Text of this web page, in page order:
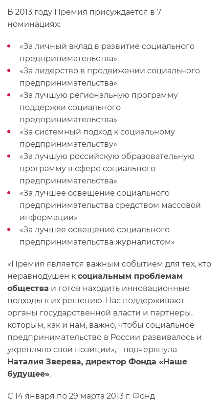
В 2013 году Премия присуждается в 7
номинациях:
«За личный вклад в развитие социального
предпринимательства»
«За лидерство в продвижении социального
предпринимательства»
«За лучшую региональную программу
поддержки социального
предпринимательства»
«За системный подход к социальному
предпринимательству»
«За лучшую российскую образовательную
программу в сфере социального
предпринимательства»
«За лучшее освещение социального
предпринимательства средством массовой
информации»
«За лучшее освещение социального
предпринимательства журналистом»
«Премия является важным событием для тех, кто
неравнодушен к социальным проблемам
общества и готов находить инновационные
подходы к их решению. Нас поддерживают
органы государственной власти и партнеры,
которым, как и нам, важно, чтобы социальное
предпринимательство в России развивалось и
укрепляло свои позиции», - подчеркнула
Наталия Зверева, директор Фонда «Наше
будущее».
С 14 января по 29 марта 2013 г. Фонд